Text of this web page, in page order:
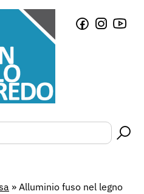
» Alluminio fuso nel legno